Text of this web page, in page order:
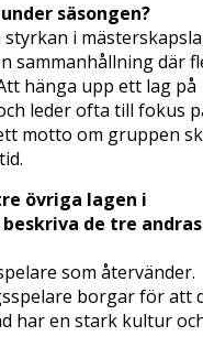
säsongen?
styrkan i
sammanhållning där
hänga upp ett lag på
leder ofta till fokus
motto om gruppen
övriga lagen i
beskriva de tre andras
som återvänder.
borgar för att
har en stark kultur